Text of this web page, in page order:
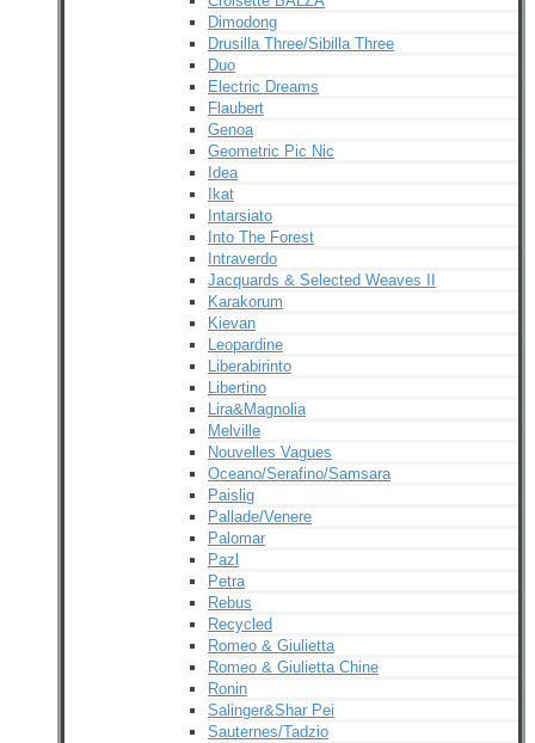
Dimodong
Drusilla Three/Sibilla Three
Duo
Electric Dreams
Flaubert
Genoa
Geometric Pic Nic
Idea
Ikat
Intarsiato
Into The Forest
Intraverdo
Jacquards & Selected Weaves II
Karakorum
Kievan
Leopardine
Liberabirinto
Libertino
Lira&Magnolia
Melville
Nouvelles Vagues
Oceano/Serafino/Samsara
Paislig
Pallade/Venere
Palomar
Pazl
Petra
Rebus
Recycled
Romeo & Giulietta
Romeo & Giulietta Chine
Ronin
Salinger&Shar Pei
Sauternes/Tadzio